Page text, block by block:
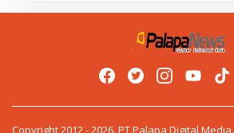
Copyright 2012 - 2026. PT Palapa Digital Media.